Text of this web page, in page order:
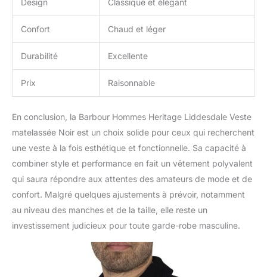
Confort Chaud et léger
Durabilité Excellente
Prix Raisonnable
En conclusion, la Barbour Hommes Heritage Liddesdale Veste
matelassée Noir est un choix solide pour ceux qui recherchent
une veste à la fois esthétique et fonctionnelle. Sa capacité à
combiner style et performance en fait un vêtement polyvalent
qui saura répondre aux attentes des amateurs de mode et de
confort. Malgré quelques ajustements à prévoir, notamment
au niveau des manches et de la taille, elle reste un
investissement judicieux pour toute garde-robe masculine.